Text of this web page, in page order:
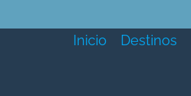
Inicio Destinos